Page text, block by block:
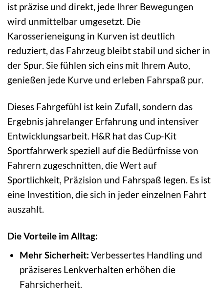
ist präzise und direkt, jede Ihrer Bewegungen
wird unmittelbar umgesetzt. Die
Karosserieneigung in Kurven ist deutlich
reduziert, das Fahrzeug bleibt stabil und sicher in
der Spur. Sie fühlen sich eins mit Ihrem Auto,
genießen jede Kurve und erleben Fahrspaß pur.
Dieses Fahrgefühl ist kein Zufall, sondern das
Ergebnis jahrelanger Erfahrung und intensiver
Entwicklungsarbeit. H&R hat das Cup-Kit
Sportfahrwerk speziell auf die Bedürfnisse von
Fahrern zugeschnitten, die Wert auf
Sportlichkeit, Präzision und Fahrspaß legen. Es ist
eine Investition, die sich in jeder einzelnen Fahrt
auszahlt.
Die Vorteile im Alltag:
Mehr Sicherheit: Verbessertes Handling und
präziseres Lenkverhalten erhöhen die
Fahrsicherheit.